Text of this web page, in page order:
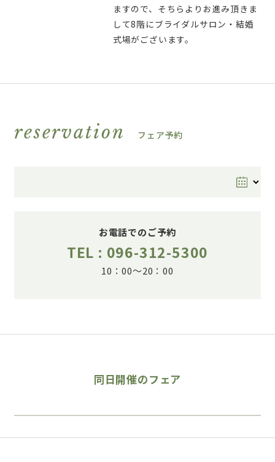
ますので、そちらよりお進み頂きま
して8階にブライダルサロン・結婚
式場がございます。
reservation フェア予約
お電話でのご予約
TEL : 096-312-5300
10：00～20：00
同日開催のフェア